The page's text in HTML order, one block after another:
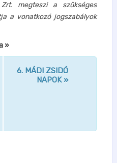
megteszi a szükséges
a vonatkozó jogszabályok
»
6. MÁDI ZSIDÓ
NAPOK »